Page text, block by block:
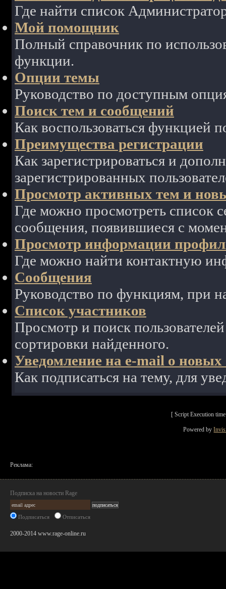
Где найти список
Мой помощник
Полный справочник по
функции.
Опции темы
Руководство по доступным
Поиск тем и сообщений
Как воспользоваться функцией
Преимущества регистрации
Как зарегистрироваться и
зарегистрированных
Просмотр активных тем и
Где можно просмотреть список
сообщения, появившиеся с
Просмотр информации
Где можно найти контактную
Сообщения
Руководство по функциям, при
Список участников
Просмотр и поиск
сортировки найденного.
Уведомление на e-mail о
Как подписаться на тему, для
[ Script Execution
Powered by
Реклама:
Подписка на новости Rage
Подписаться Отписаться
2000-2014 www.rage-online.ru